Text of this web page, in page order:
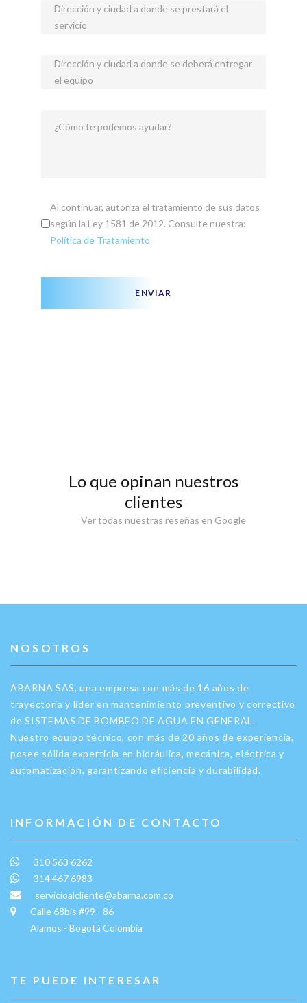
Dirección y ciudad a donde se prestará el
servicio
Dirección y ciudad a donde se deberá entregar
el equipo
¿Cómo te podemos ayudar?
Al continuar, autoriza el tratamiento de sus datos
según la Ley 1581 de 2012. Consulte nuestra:
Política de Tratamiento
ENVIAR
Lo que opinan nuestros
clientes
Ver todas nuestras reseñas en Google
NOSOTROS
ABARNA SAS, una empresa con más de 16 años de
trayectoria y líder en mantenimiento preventivo y correctivo
de SISTEMAS DE BOMBEO DE AGUA EN GENERAL.
Nuestro equipo técnico, con más de 20 años de experiencia,
posee sólida experticia en hidráulica, mecánica, eléctrica y
automatización, garantizando eficiencia y durabilidad.
INFORMACIÓN DE CONTACTO
310 563 6262
314 467 6983
servicioalcliente@abarna.com.co
Calle 68bis #99 - 86
Alamos - Bogotá Colombia
TE PUEDE INTERESAR